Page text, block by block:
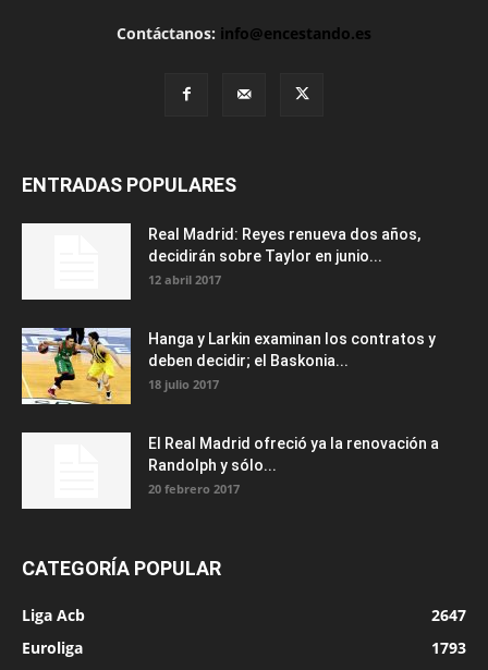
Contáctanos: info@encestando.es
ENTRADAS POPULARES
Real Madrid: Reyes renueva dos años,
decidirán sobre Taylor en junio...
12 abril 2017
Hanga y Larkin examinan los contratos y
deben decidir; el Baskonia...
18 julio 2017
El Real Madrid ofreció ya la renovación a
Randolph y sólo...
20 febrero 2017
CATEGORÍA POPULAR
Liga Acb
2647
Euroliga
1793